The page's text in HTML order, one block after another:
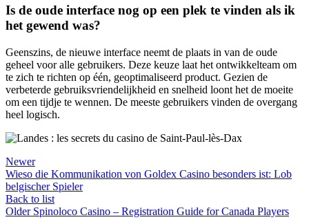
Is de oude interface nog op een plek te vinden als ik
het gewend was?
Geenszins, de nieuwe interface neemt de plaats in van de oude
geheel voor alle gebruikers. Deze keuze laat het ontwikkelteam om
te zich te richten op één, geoptimaliseerd product. Gezien de
verbeterde gebruiksvriendelijkheid en snelheid loont het de moeite
om een tijdje te wennen. De meeste gebruikers vinden de overgang
heel logisch.
Newer
Wieso die Kommunikation von Goldex Casino besonders ist: Lob
belgischer Spieler
Back to list
Older Spinoloco Casino – Registration Guide for Canada Players